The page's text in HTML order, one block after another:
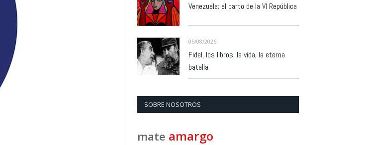
Venezuela: el parto de la VI República
05/08/2026
Fidel, los libros, la vida, la eterna
batalla
SOBRE NOSOTROS
mate amargo